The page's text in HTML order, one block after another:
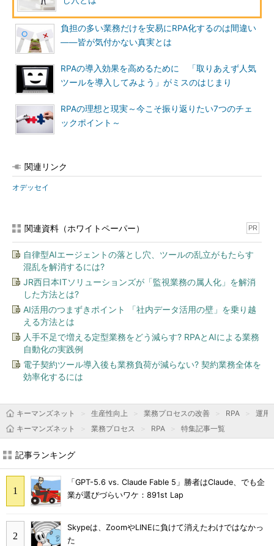
負担の多い業務だけを安易にRPA化するのは間違い
――皆が気付かない真実とは
RPAの導入効果を高めるために 「取りあえず人気
ツールを導入してみよう」がミスのはじまり
RPAの理想と現実～今こそ振り返りたい7つのチェ
ックポイント～
関連リンク
オデッセイ
関連資料（ホワイトペーパー） PR
自律型AIエージェントの落とし穴、ツールの乱立がもたらす
混乱を解消するには?
JR西日本ITソリューションズが「監視業務の属人化」を解消
した方法とは?
AI活用のつまずきポイント 「社内データ活用の壁」を乗り越
える方法とは
人手不足で増える定型業務をどう減らす? RPAとAIによる業務
自動化の実践例
電子契約ツール導入後も業務負荷が減らない? 契約業務全体を
効率化するには
キーマンズネット 生産性向上 業務プロセスの改善 RPA
運用
キーマンズネット
業務プロセス RPA 特集記事一覧
記事ランキング
「GPT-5.6 vs. Claude Fable 5」勝者はClaude、でも企
業が選びづらいワケ：891st Lap
Skypeは、ZoomやLINEに負けて消えたわけではなかっ
た